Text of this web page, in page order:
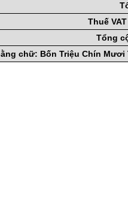
Thuế
Tổng
chữ: Bốn Triệu Chín Mươi